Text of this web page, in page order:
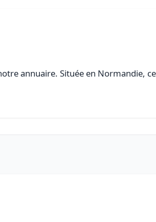
annuaire. Située en Normandie,